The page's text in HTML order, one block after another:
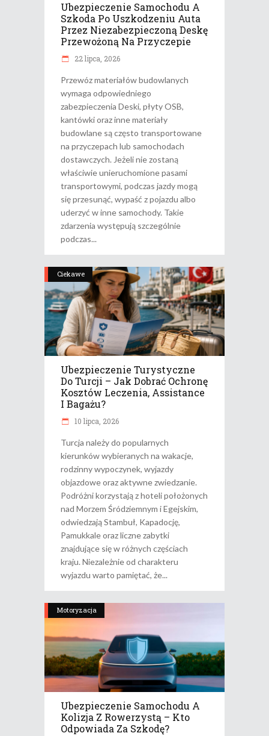
Ubezpieczenie Samochodu A
Szkoda Po Uszkodzeniu Auta
Przez Niezabezpieczoną Deskę
Przewożoną Na Przyczepie
22 lipca, 2026
Przewóz materiałów budowlanych
wymaga odpowiedniego
zabezpieczenia Deski, płyty OSB,
kantówki oraz inne materiały
budowlane są często transportowane
na przyczepach lub samochodach
dostawczych. Jeżeli nie zostaną
właściwie unieruchomione pasami
transportowymi, podczas jazdy mogą
się przesunąć, wypaść z pojazdu albo
uderzyć w inne samochody. Takie
zdarzenia występują szczególnie
podczas
Ciekawe
Ubezpieczenie Turystyczne
Do Turcji – Jak Dobrać Ochronę
Kosztów Leczenia, Assistance
I Bagażu?
10 lipca, 2026
Turcja należy do popularnych
kierunków wybieranych na wakacje,
rodzinny wypoczynek, wyjazdy
objazdowe oraz aktywne zwiedzanie.
Podróżni korzystają z hoteli położonych
nad Morzem Śródziemnym i Egejskim,
odwiedzają Stambuł, Kapadocję,
Pamukkale oraz liczne zabytki
znajdujące się w różnych częściach
kraju. Niezależnie od charakteru
wyjazdu warto pamiętać, że
Motoryzacja
Ubezpieczenie Samochodu A
Kolizja Z Rowerzystą – Kto
Odpowiada Za Szkodę?